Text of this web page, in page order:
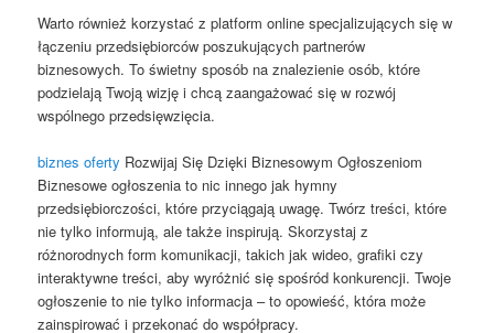
Warto również korzystać z platform online specjalizujących się w
łączeniu przedsiębiorców poszukujących partnerów
biznesowych. To świetny sposób na znalezienie osób, które
podzielają Twoją wizję i chcą zaangażować się w rozwój
wspólnego przedsięwzięcia.
biznes oferty Rozwijaj Się Dzięki Biznesowym Ogłoszeniom
Biznesowe ogłoszenia to nic innego jak hymny
przedsiębiorczości, które przyciągają uwagę. Twórz treści, które
nie tylko informują, ale także inspirują. Skorzystaj z
różnorodnych form komunikacji, takich jak wideo, grafiki czy
interaktywne treści, aby wyróżnić się spośród konkurencji. Twoje
ogłoszenie to nie tylko informacja – to opowieść, która może
zainspirować i przekonać do współpracy.